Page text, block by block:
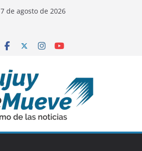
7 de agosto de 2026